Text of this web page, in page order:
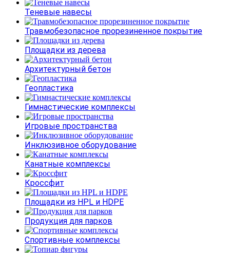
Теневые навесы
Травмобезопасное прорезиненное покрытие
Площадки из дерева
Архитектурный бетон
Геопластика
Гимнастические комплексы
Игровые пространства
Инклюзивное оборудование
Канатные комплексы
Кроссфит
Площадки из HPL и HDPE
Продукция для парков
Спортивные комплексы